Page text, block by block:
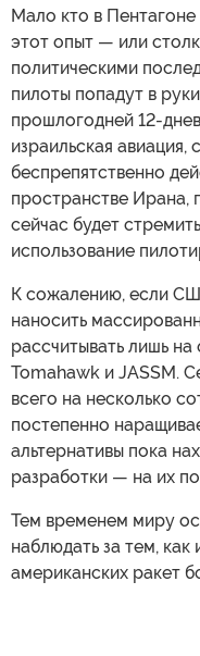
Мало кто в
этот опыт — или
политическими
пилоты попадут в
прошлогодней 12-
израильская авиация,
беспрепятственно
пространстве Ирана,
сейчас будет
использование
К сожалению, если
наносить
рассчитывать лишь
Tomahawk и JASSM.
всего на несколько
постепенно
альтернативы пока
разработки — на их
Тем временем миру
наблюдать за тем,
американских ракет